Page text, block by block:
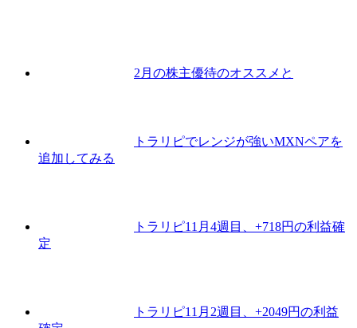
2月の株主優待のオススメと
トラリピでレンジが強いMXNペアを
追加してみる
トラリピ11月4週目、+718円の利益確
定
トラリピ11月2週目、+2049円の利益